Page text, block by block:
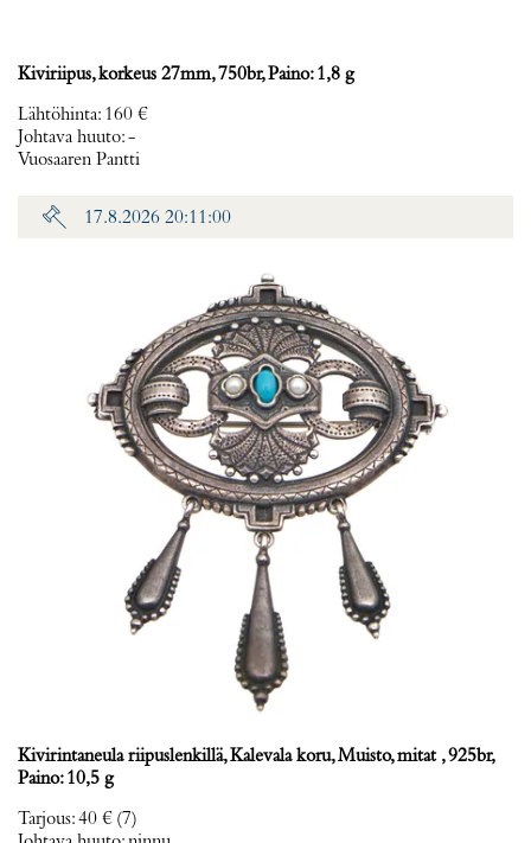
Kiviriipus, korkeus 27mm, 750br, Paino: 1,8 g
Lähtöhinta: 160 €
Johtava huuto:-
Vuosaaren Pantti
17.8.2026 20:11:00
Kivirintaneula riipuslenkillä, Kalevala koru, Muisto, mitat , 925br,
Paino: 10,5 g
Tarjous:40 € (7)